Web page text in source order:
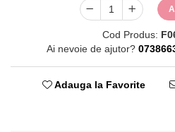
Cod Produs:
Ai nevoie de ajutor?
Adauga la Favorite